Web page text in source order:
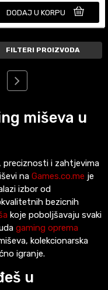
DODAJ U KORPU
FILTERI PROIZVODA
miševa u
preciznosti i zahtjevima
na Games.co.me je
izbor od
bezicnih
koje poboljšavaju svaki
gaming oprema
kolekcionarska
igranje.
u